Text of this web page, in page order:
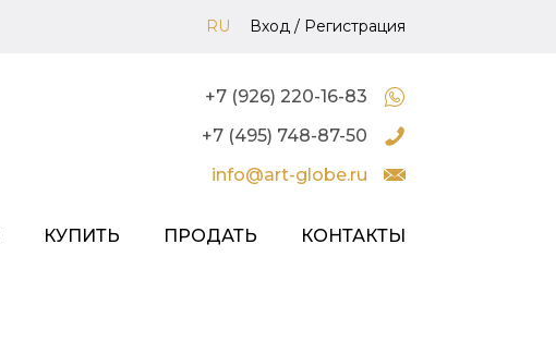
RU Вход / Регистрация
+7 (926) 220-16-83
+7 (495) 748-87-50
info@art-globe.ru
КУПИТЬ ПРОДАТЬ КОНТАКТЫ